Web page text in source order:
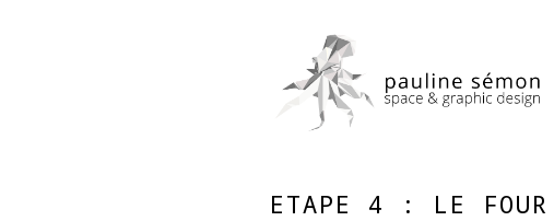
ETAPE 4 : LE FOUR